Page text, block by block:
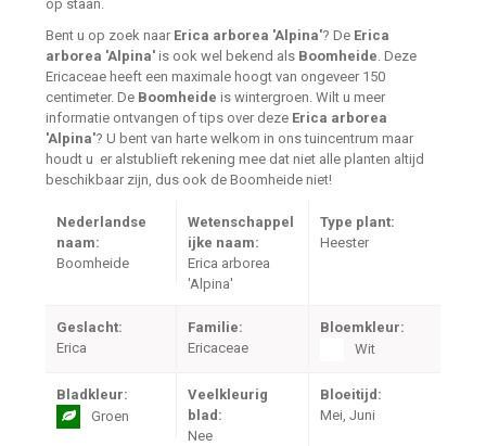
op staan.
Bent u op zoek naar Erica arborea 'Alpina'? De Erica
arborea 'Alpina' is ook wel bekend als Boomheide. Deze
Ericaceae heeft een maximale hoogt van ongeveer 150
centimeter. De Boomheide is wintergroen. Wilt u meer
informatie ontvangen of tips over deze Erica arborea
'Alpina'? U bent van harte welkom in ons tuincentrum maar
houdt u er alstublieft rekening mee dat niet alle planten altijd
beschikbaar zijn, dus ook de Boomheide niet!
Nederlandse
naam:
Boomheide
Wetenschappel
ijke naam:
Erica arborea
'Alpina'
Type plant:
Heester
Geslacht:
Erica
Familie:
Ericaceae
Bloemkleur:
Wit
Bladkleur:
Groen
Veelkleurig
blad:
Nee
Bloeitijd:
Mei, Juni